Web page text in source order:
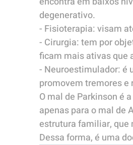
degenerativo.
- Fisioterapia: visam
- Cirurgia: tem por
ficam mais ativas que
- Neuroestimulador: é
promovem tremores e
O mal de Parkinson é
apenas para o mal de
estrutura familiar, que
Dessa forma, é uma